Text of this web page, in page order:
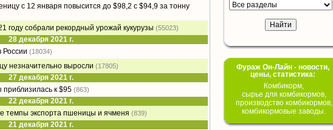
с 12 января повысится до $98,2 с $94,9 за тонну
году собрали рекордный урожай кукурузы (55023)
28 декабря 2021 г.
России (18034)
незначительно выросли (17805)
27 декабря 2021 г.
к $95 (863)
22 декабря 2021 г.
темпы экспорта пшеницы и ячменя (839)
21 декабря 2021 г.
Фураж Он-Лайн - новости,
цены, статистика:
Комбикорм,
сырье для комбикормов,
производство комбикормов,
комбикормовые заводы.